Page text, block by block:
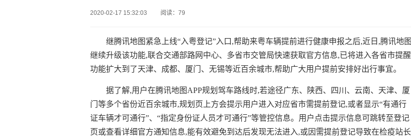
2020-02-17 15:32:03 阅读：79
继腾讯地图紧急上线“入粤登记”入口,帮助来粤车辆提前进行健康申报之后,近日,腾讯地图
继续升级该功能,联合交通部路网中心、多省市交管局快速获取官方信息,已将进入各省市提醒
功能扩大到了天津、成都、厦门、无锡等近百余城市,帮助广大用户提前安排好出行事宜。
据了解,用户在腾讯地图APP规划驾车路线时,若途径广东、陕西、四川、云南、天津、厦
门等多个省份近百余城市,规划页上方会提示用户进入对应省市需提前登记,或者显示“有通行
证车辆才可通行”、“指定身份证人员才可通行”等管控信息。用户点击提示信息可跳转至登记
页或查看详细官方通知信息,能有效避免到达后发现无法进入,或因需提前登记导致在检疫站长